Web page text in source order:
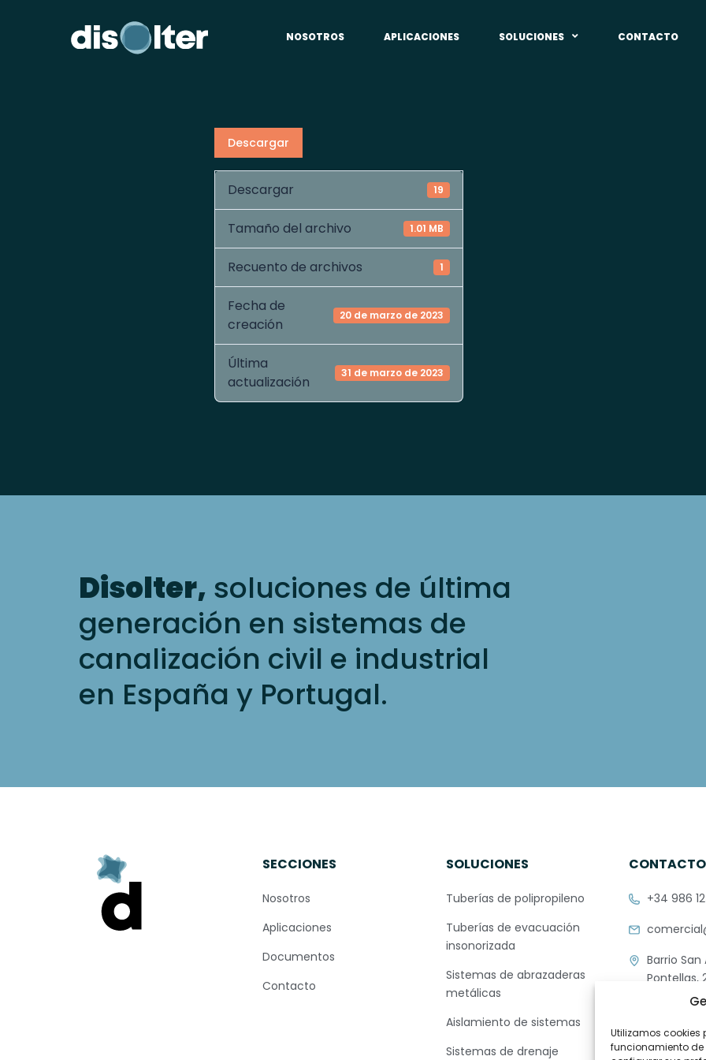
Utilizamos cookies
funcionamiento de
NOSOTROS APLICACIONES SOLUCIONES CONTACTO
Descargar
Descargar 19
Tamaño del archivo 1.01 MB
Recuento de archivos 1
Fecha de
creación
20 de marzo de 2023
Última
actualización
31 de marzo de 2023
Disolter, soluciones de última
generación en sistemas de
canalización civil e industrial
en España y Portugal.
SECCIONES
Nosotros
Aplicaciones
Documentos
Contacto
SOLUCIONES
Tuberías de polipropileno
Tuberías de evacuación
insonorizada
Sistemas de abrazaderas
metálicas
Aislamiento de sistemas
Sistemas de drenaje
CONTACTO
+34 986
Barrio San
Pontellas,
36412 O
SPAIN